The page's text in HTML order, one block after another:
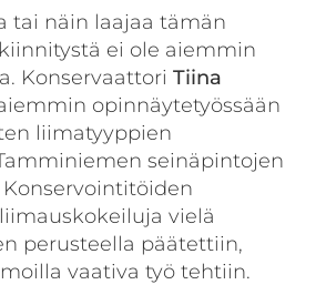
tai näin laajaa tämän
ei ole aiemmin
Konservaattori Tiina
opinnäytetyössään
liimatyyppien
seinäpintojen
vielä
perusteella päätettiin,
vaativa työ tehtiin.